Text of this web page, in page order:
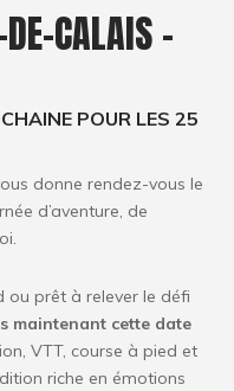
CALAIS -
POUR LES 25
donne rendez-vous le
d’aventure, de
ou prêt à relever le défi
maintenant cette date
VTT, course à pied et
riche en émotions